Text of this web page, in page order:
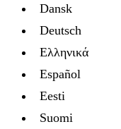
Dansk
Deutsch
Ελληνικά
Español
Eesti
Suomi